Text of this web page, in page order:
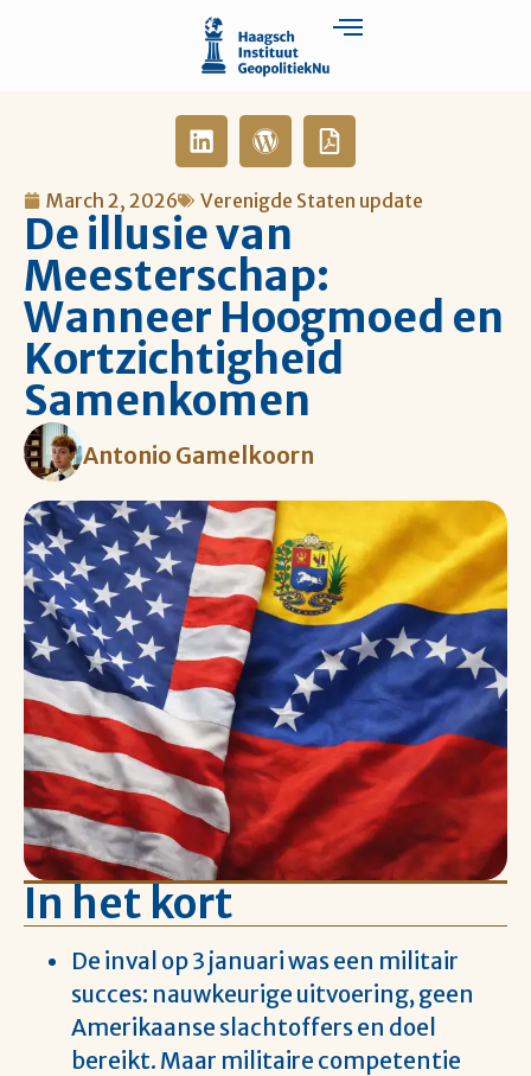
March 2, 2026 Verenigde Staten update
De illusie van
Meesterschap:
Wanneer Hoogmoed en
Kortzichtigheid
Samenkomen
Antonio Gamelkoorn
In het kort
De inval op 3 januari was een militair
succes: nauwkeurige uitvoering, geen
Amerikaanse slachtoffers en doel
bereikt. Maar militaire competentie